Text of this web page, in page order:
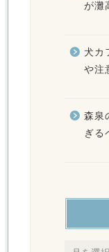
が灘
犬カ
や注
森泉
ぎる